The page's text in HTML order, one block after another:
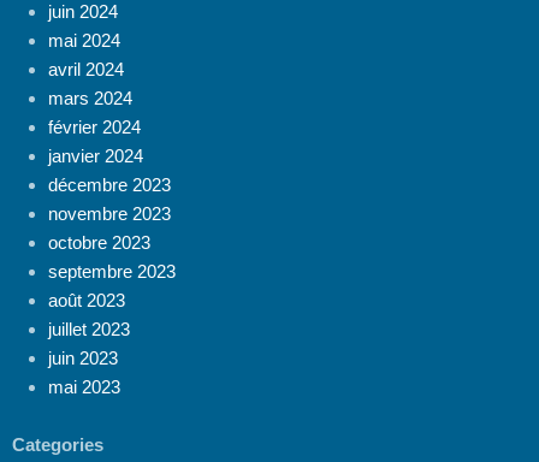
juin 2024
mai 2024
avril 2024
mars 2024
février 2024
janvier 2024
décembre 2023
novembre 2023
octobre 2023
septembre 2023
août 2023
juillet 2023
juin 2023
mai 2023
Categories